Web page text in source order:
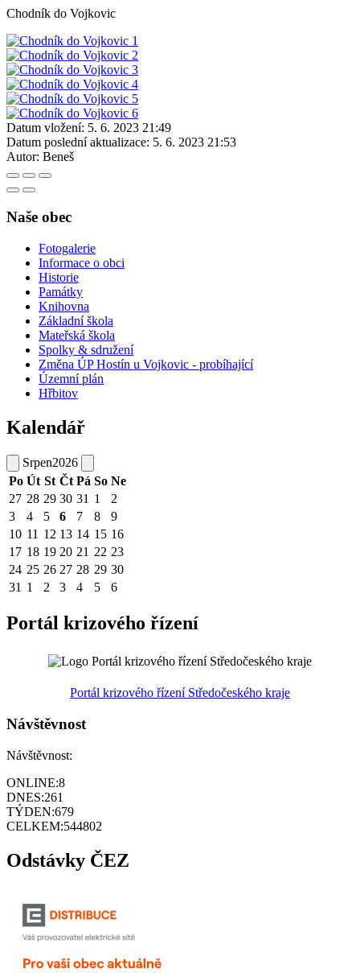
Chodník do Vojkovic
Datum vložení: 5. 6. 2023 21:49
Datum poslední aktualizace: 5. 6. 2023 21:53
Autor: Beneš
Naše obec
Fotogalerie
Informace o obci
Historie
Památky
Knihovna
Základní škola
Mateřská škola
Spolky & sdružení
Změna ÚP Hostín u Vojkovic - probíhající
Územní plán
Hřbitov
Kalendář
Srpen2026
Po Út St Čt Pá So Ne
27 28 29 30 31 1
2
3
4 5 6 7 8
9
10 11 12 13 14 15 16
17 18 19 20 21 22 23
24 25 26 27 28 29 30
31 1 2 3 4 5 6
Portál krizového řízení
Portál krizového řízení Středočeského kraje
Návštěvnost
Návštěvnost:
ONLINE:8
DNES:261
TÝDEN:679
CELKEM:544802
Odstávky ČEZ